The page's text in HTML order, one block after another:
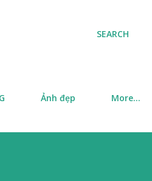
SEARCH
Ảnh đẹp More…